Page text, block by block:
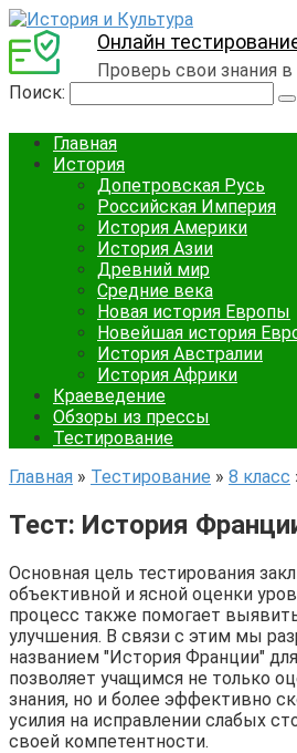
Онлайн
Проверь свои знания в
Поиск:
Главная
История
Допетровская Русь
Российская Империя
История Америки
История Азии
Древний мир
Средние века
Новая история Европы
Новейшая история
История Австралии
История Африки
Краеведение
Обзоры из прессы
Тестирование
Главная » Тестирование » 8 класс
Тест: История
Основная цель тестирования
объективной и ясной оценки
процесс также помогает
улучшения. В связи с этим мы
названием "История Франции"
позволяет учащимся не только
знания, но и более эффективно
усилия на исправлении слабых
своей компетентности.